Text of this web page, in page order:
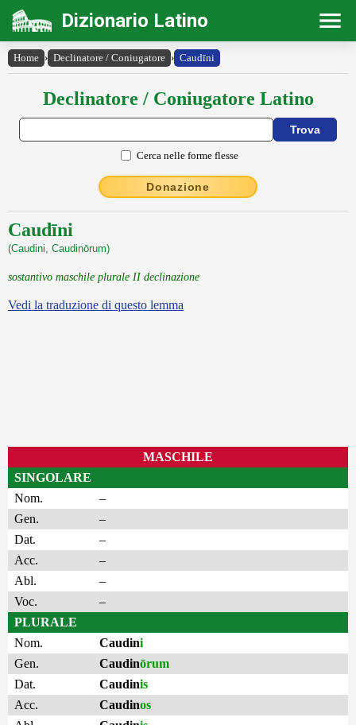
Dizionario Latino
Home › Declinatore / Coniugatore › Caudīni
Declinatore / Coniugatore Latino
Cerca nelle forme flesse
Donazione
Caudīni
(Caudini, Caudinōrum)
sostantivo maschile plurale II declinazione
Vedi la traduzione di questo lemma
MASCHILE
SINGOLARE
Nom.
–
Gen.
–
Dat.
–
Acc.
–
Abl.
–
Voc.
–
PLURALE
Nom.
Caudini
Gen.
Caudinōrum
Dat.
Caudinis
Acc.
Caudinos